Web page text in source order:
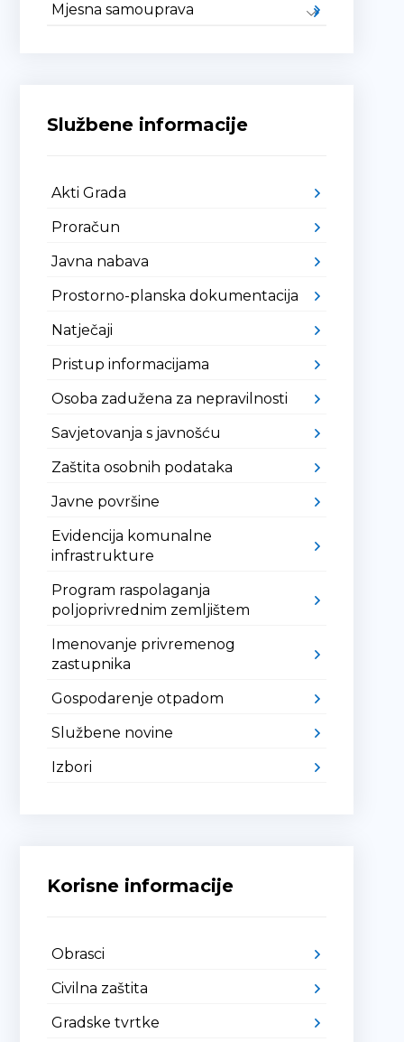
Mjesna samouprava
Službene informacije
Akti Grada
Proračun
Javna nabava
Prostorno-planska dokumentacija
Natječaji
Pristup informacijama
Osoba zadužena za nepravilnosti
Savjetovanja s javnošću
Zaštita osobnih podataka
Javne površine
Evidencija komunalne
infrastrukture
Program raspolaganja
poljoprivrednim zemljištem
Imenovanje privremenog
zastupnika
Gospodarenje otpadom
Službene novine
Izbori
Korisne informacije
Obrasci
Civilna zaštita
Gradske tvrtke